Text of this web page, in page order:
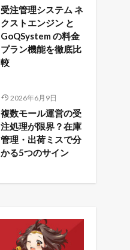
受注管理システム ネ
クストエンジン と
GoQSystem の料金
プラン機能を徹底比
較
2026年6月9日
複数モール運営の受
注処理が限界？在庫
管理・出荷ミスで分
かる5つのサイン